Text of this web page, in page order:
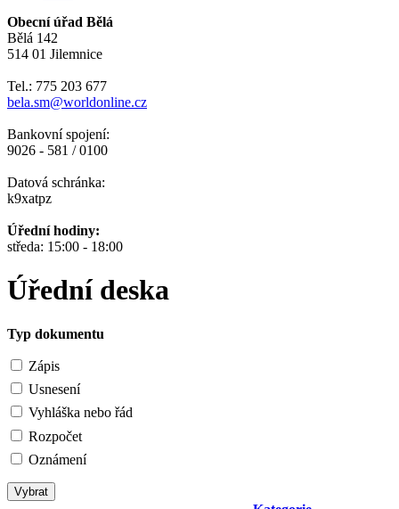
Obecní úřad Bělá
Bělá 142
514 01 Jilemnice
Tel.: 775 203 677
bela.sm@worldonline.cz
Bankovní spojení:
9026 - 581 / 0100
Datová schránka:
k9xatpz
Úřední hodiny:
středa: 15:00 - 18:00
Úřední deska
Typ dokumentu
Zápis
Usnesení
Vyhláška nebo řád
Rozpočet
Oznámení